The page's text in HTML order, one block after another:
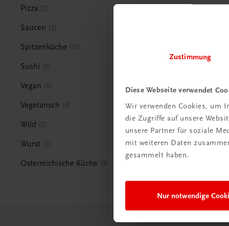
Zustimmung
Diese Webseite verwendet
Wir verwenden Cookies, um
die Zugriffe auf unsere
unsere Partner für soziale
mit weiteren Daten
gesammelt haben.
Nur notwendige
Pizza 2
Saucen 2
Spitzenküche 13
Sushi 2
Vegan 6
Vegetarisch 4
Wild 2
Wurst 2
Österreichische Küche 9